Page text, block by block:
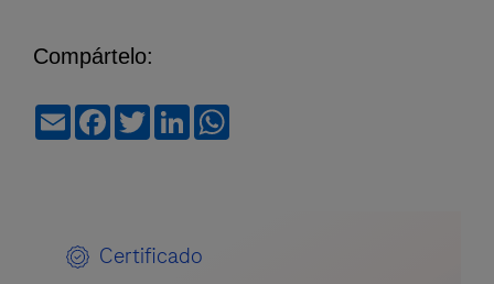
Compártelo:
EmailFacebook
TwitterLinkedIn
Certificado